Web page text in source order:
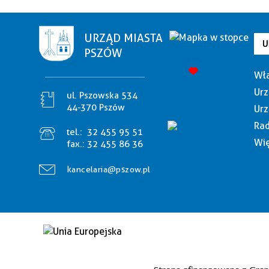
URZĄD MIASTA
PSZÓW
ul. Pszowska 534
44-370 Pszów
tel.: 32 455 95 51
fax.: 32 455 86 36
kancelaria@pszow.pl